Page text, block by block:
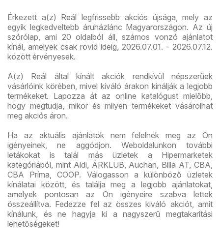
Érkezett a(z) Reál legfrissebb akciós újsága, mely az
egyik legkedveltebb áruházlánc Magyarországon. Az új
szórólap, ami 20 oldalból áll, számos vonzó ajánlatot
kínál, amelyek csak rövid ideig, 2026.07.01. - 2026.07.12.
között érvényesek.
A(z) Reál által kínált akciók rendkívül népszerűek
vásárlóink körében, mivel kiváló árakon kínálják a legjobb
termékeket. Lapozza át az online katalógust mielőbb,
hogy megtudja, mikor és milyen termékeket vásárolhat
meg akciós áron.
Ha az aktuális ajánlatok nem felelnek meg az Ön
igényeinek, ne aggódjon. Weboldalunkon további
letákokat is talál más üzletek a Hipermarketek
kategóriából, mint Aldi, ÁRKLUB, Auchan, Billa AT, CBA,
CBA Príma, COOP. Válogasson a különböző üzletek
kínálatai között, és találja meg a legjobb ajánlatokat,
amelyek pontosan az Ön igényeire szabva lettek
összeállítva. Fedezze fel az összes kiváló akciót, amit
kínálunk, és ne hagyja ki a nagyszerű megtakarítási
lehetőségeket!